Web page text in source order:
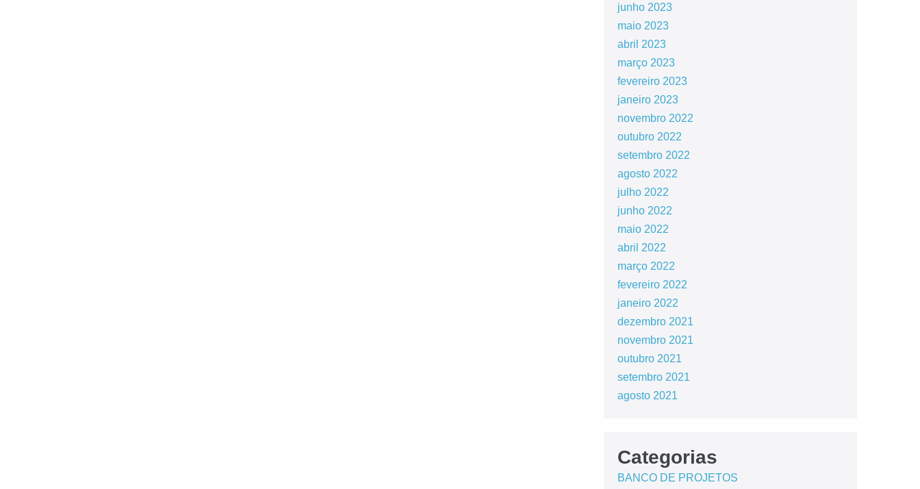
junho 2023
maio 2023
abril 2023
março 2023
fevereiro 2023
janeiro 2023
novembro 2022
outubro 2022
setembro 2022
agosto 2022
julho 2022
junho 2022
maio 2022
abril 2022
março 2022
fevereiro 2022
janeiro 2022
dezembro 2021
novembro 2021
outubro 2021
setembro 2021
agosto 2021
Categorias
BANCO DE PROJETOS